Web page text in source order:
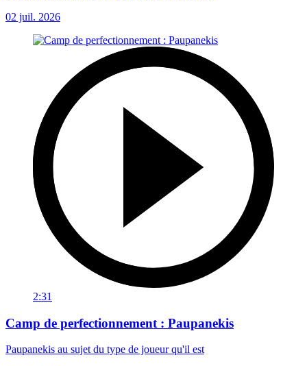
02 juil. 2026
2:31
Camp de perfectionnement : Paupanekis
Paupanekis au sujet du type de joueur qu'il est